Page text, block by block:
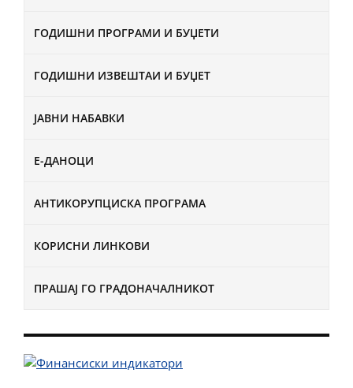
ГОДИШНИ ПРОГРАМИ И БУЏЕТИ
ГОДИШНИ ИЗВЕШТАИ И БУЏЕТ
ЈАВНИ НАБАВКИ
Е-ДАНОЦИ
АНТИКОРУПЦИСКА ПРОГРАМА
КОРИСНИ ЛИНКОВИ
ПРАШАЈ ГО ГРАДОНАЧАЛНИКОТ